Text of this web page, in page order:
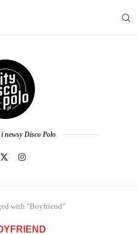
newsy Disco Polo
with "Boyfriend"